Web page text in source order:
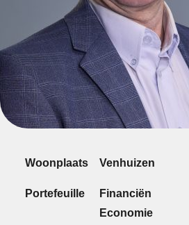
Woonplaats Venhuizen
Portefeuille
Financiën
Economie